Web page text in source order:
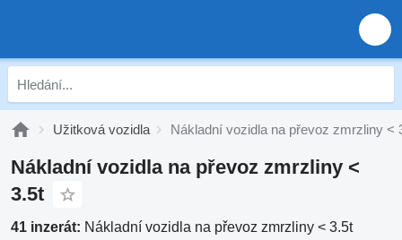
Užitková vozidla Nákladní vozidla na převoz zmrzliny <
Nákladní vozidla na převoz zmrzliny <
3.5t
41 inzerát: Nákladní vozidla na převoz zmrzliny < 3.5t